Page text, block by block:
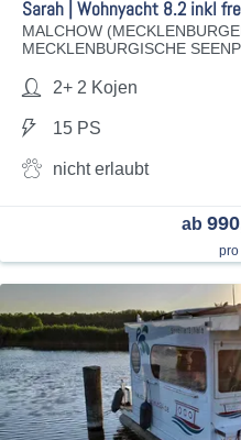
Sarah | Wohnyacht 8.2 inkl
MALCHOW
MECKLENBURGISCHE
2+ 2 Kojen
15 PS
nicht erlaubt
ab
pro